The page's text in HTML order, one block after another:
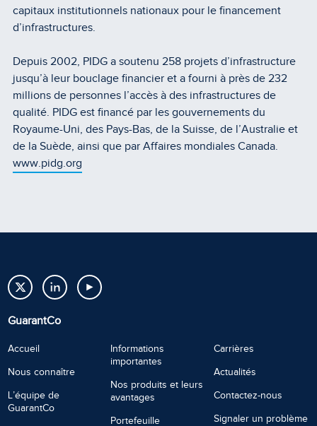
capitaux institutionnels nationaux pour le financement
d’infrastructures.
Depuis 2002, PIDG a soutenu 258 projets d’infrastructure
jusqu’à leur bouclage financier et a fourni à près de 232
millions de personnes l’accès à des infrastructures de
qualité. PIDG est financé par les gouvernements du
Royaume-Uni, des Pays-Bas, de la Suisse, de l’Australie et
de la Suède, ainsi que par Affaires mondiales Canada.
www.pidg.org
GuarantCo
Accueil
Nous connaître
L’équipe de
GuarantCo
Informations
importantes
Nos produits et leurs
avantages
Portefeuille
Carrières
Actualités
Contactez-nous
Signaler un problème